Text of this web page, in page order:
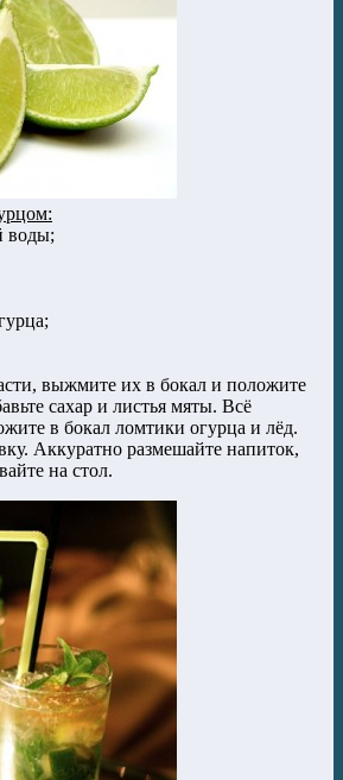
воды;
выжмите их в бокал и положите
сахар и листья мяты. Всё
в бокал ломтики огурца и лёд.
Аккуратно размешайте напиток,
на стол.